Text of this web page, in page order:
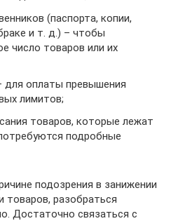
(паспорта, копии,
и т. д.) – чтобы
число товаров или их
для оплаты превышения
лимитов;
товаров, которые лежат
подробные
подозрения в занижении
товаров, разобраться
Достаточно связаться с